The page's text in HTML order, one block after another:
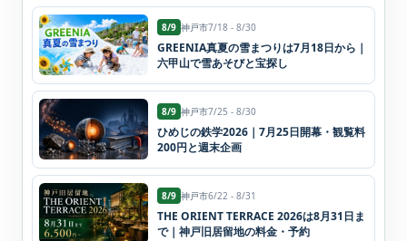
8/9 神戸市7/18 - 8/30
GREENIA真夏の雪まつりは7月18日から｜
六甲山で雪あそびと宝探し
8/9 神戸市7/25 - 8/30
ひめじの鉄学2026｜7月25日開幕・観覧料
200円と週末企画
8/9 神戸市6/22 - 8/31
THE ORIENT TERRACE 2026は8月31日ま
で｜神戸旧居留地の料金・予約